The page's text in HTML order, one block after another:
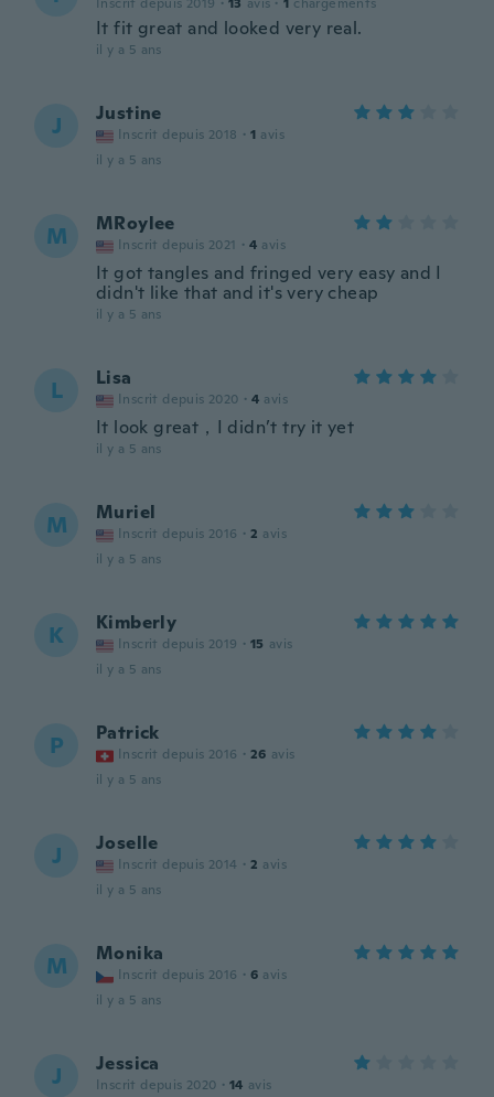
It fit great and looked very real.
il y a 5 ans
J Justine
Inscrit depuis 2018 · 1 avis
il y a 5 ans
M MRoylee
Inscrit depuis 2021 · 4 avis
It got tangles and fringed very easy and I
didn't like that and it's very cheap
il y a 5 ans
L Lisa
Inscrit depuis 2020 · 4 avis
It look great，I didn’t try it yet
il y a 5 ans
M Muriel
Inscrit depuis 2016 · 2 avis
il y a 5 ans
K Kimberly
Inscrit depuis 2019 · 15 avis
il y a 5 ans
P Patrick
Inscrit depuis 2016 · 26 avis
il y a 5 ans
J Joselle
Inscrit depuis 2014 · 2 avis
il y a 5 ans
M Monika
Inscrit depuis 2016 · 6 avis
il y a 5 ans
J Jessica
Inscrit depuis 2020 · 14 avis